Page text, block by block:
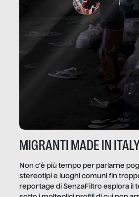
MIGRANTI MADE IN
Non c’è più tempo per parlarne
stereotipi e luoghi comuni fin
reportage di SenzaFiltro esplora il